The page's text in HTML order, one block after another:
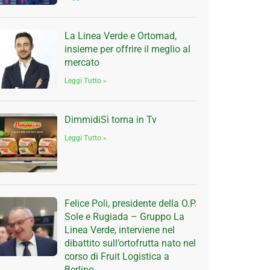
La Linea Verde e Ortomad,
insieme per offrire il meglio al
mercato
Leggi Tutto »
DimmidiSì torna in Tv
Leggi Tutto »
Felice Poli, presidente della O.P.
Sole e Rugiada – Gruppo La
Linea Verde, interviene nel
dibattito sull’ortofrutta nato nel
corso di Fruit Logistica a